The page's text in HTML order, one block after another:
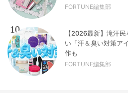
FORTUNE編集部
10
【2026最新】滝汗
い「汗＆臭い対策ア
作も
FORTUNE編集部